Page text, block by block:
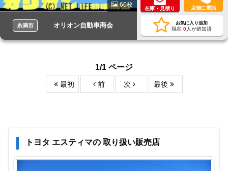
60枚
糸満市 オリオン自動車商会
在庫・見積り 店舗に電話
お気に入り追加
現在 0人が追加済
1/1 ページ
最初 前 次 最後
トヨタ エスティマの 取り扱い販売店